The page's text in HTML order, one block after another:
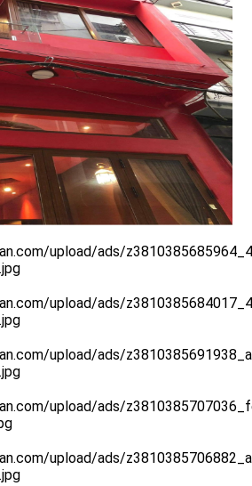
upload/ads/
upload/ads/
upload/ads/
upload/ads/
upload/ads/